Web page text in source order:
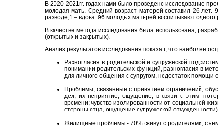
В 2020-2021гг. годах нами было проведено исследование
молодая мать. Средний возраст матерей составил 26 лет.
разводе,1 – вдова. 96 молодых матерей воспитывают одного
В качестве метода исследования была использована,
(открытых и закрытых).
Анализ результатов исследования показал, что наиболее
Разногласия в родительской и супружеской
понимании родительских функций, разногласия в
для личного общения с супругом, недостаток
Проблемы, связанные с принятием ограничений,
дел, их неприятие, ощущение, в связи с этим,
времени; чувство изолированности от социальной
стороны отца, ощущение супружеской
Жилищные проблемы - 70% (живут с родителями,